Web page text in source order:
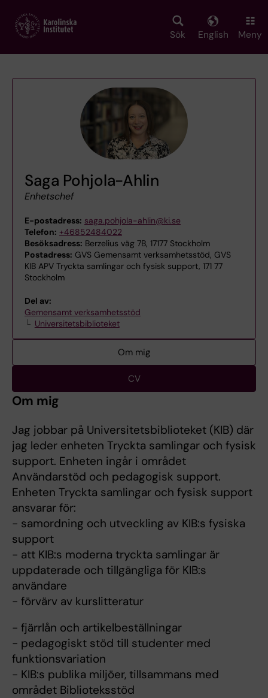
main
Sök English Meny
Saga Pohjola-Ahlin
Enhetschef
E-postadress: saga.pohjola-ahlin@ki.se
Telefon: +46852484022
Besöksadress: Berzelius väg 7B, 17177 Stockholm
Postadress: GVS Gemensamt verksamhetsstöd, GVS
KIB APV Tryckta samlingar och fysisk support, 171 77
Stockholm
Del av:
Gemensamt verksamhetsstöd
Universitetsbiblioteket
Om mig
CV
Om mig
Jag jobbar på Universitetsbiblioteket (KIB) där
jag leder enheten Tryckta samlingar och fysisk
support. Enheten ingår i området
Användarstöd och pedagogisk support.
Enheten Tryckta samlingar och fysisk support
ansvarar för:
- samordning och utveckling av KIB:s fysiska
support
- att KIB:s moderna tryckta samlingar är
uppdaterade och tillgängliga för KIB:s
användare
- förvärv av kurslitteratur
- fjärrlån och artikelbeställningar
- pedagogiskt stöd till studenter med
funktionsvariation
- KIB:s publika miljöer, tillsammans med
området Biblioteksstöd